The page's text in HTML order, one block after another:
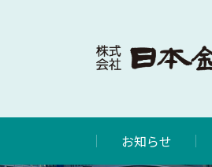
お知らせ